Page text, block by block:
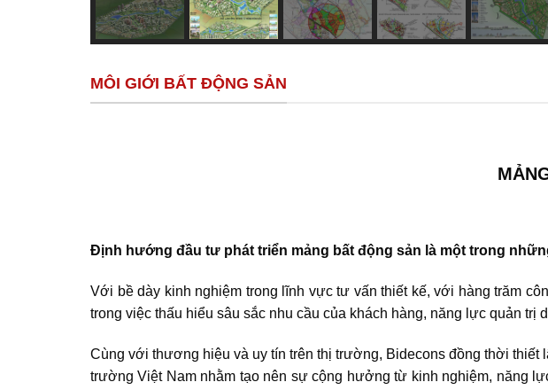
MÔI GIỚI BẤT ĐỘNG SẢN
Định hướng đầu tư phát triển mảng bất động sản là một trong
Với bề dày kinh nghiệm trong lĩnh vực tư vấn thiết kế, với hàng trăm
trong việc thấu hiểu sâu sắc nhu cầu của khách hàng, năng lực quản
Cùng với thương hiệu và uy tín trên thị trường, Bidecons đồng thời
trường Việt Nam nhằm tạo nên sự cộng hưởng từ kinh nghiệm, năng